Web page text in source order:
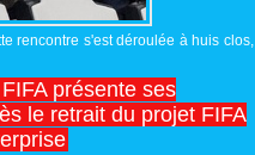
rencontre s'est déroulée à huis clos,
présente ses
le retrait du projet FIFA